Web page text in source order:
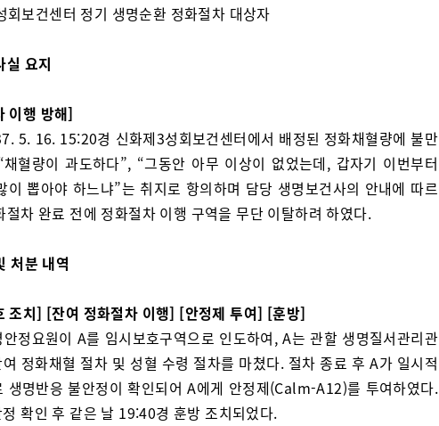
회보건센터 정기 생명순환 정화절차 대상자
실 요지
이행 방해]
5. 16. 15:20경 신화제3성회보건센터에서 배정된 정화채혈량에 불만
혈량이 과도하다”, “그동안 아무 이상이 없었는데, 갑자기 이번부터
이 뽑아야 하느냐”는 취지로 항의하며 담당 생명보건사의 안내에 따르
절차 완료 전에 정화절차 이행 구역을 무단 이탈하려 하였다.
처분 내역
조치] [잔여 정화절차 이행] [안정제 투여] [훈방]
정요원이 A를 임시보호구역으로 인도하여, A는 관할 생명질서관리관
정화채혈 절차 및 성혈 수령 절차를 마쳤다. 절차 종료 후 A가 일시적
생명반응 불안정이 확인되어 A에게 안정제(Calm-A12)를 투여하였다.
확인 후 같은 날 19:40경 훈방 조치되었다.